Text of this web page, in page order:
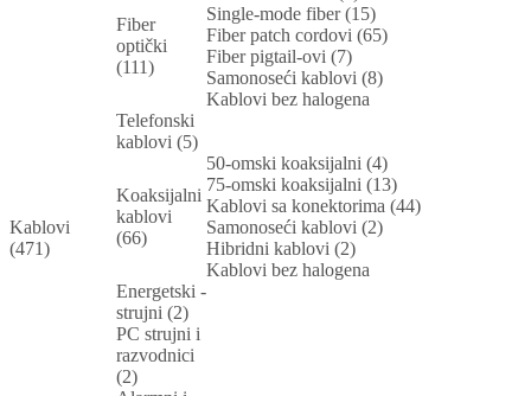
Kablovi
(471)
Fiber
optički
(111)
Single-mode fiber (15)
Fiber patch cordovi (65)
Fiber pigtail-ovi (7)
Samonoseći kablovi (8)
Kablovi bez halogena
Telefonski
kablovi (5)
Koaksijalni
kablovi
(66)
50-omski koaksijalni (4)
75-omski koaksijalni (13)
Kablovi sa konektorima (44)
Samonoseći kablovi (2)
Hibridni kablovi (2)
Kablovi bez halogena
Energetski -
strujni (2)
PC strujni i
razvodnici
(2)